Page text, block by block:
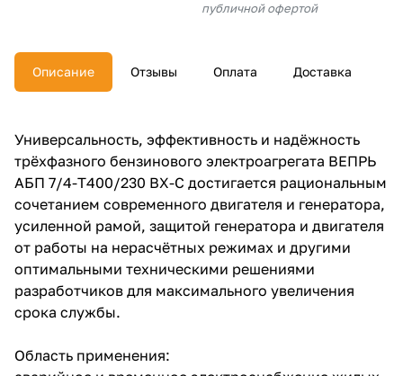
публичной офертой
Описание Отзывы Оплата Доставка
Универсальность, эффективность и надёжность
трёхфазного бензинового электроагрегата ВЕПРЬ
АБП 7/4-Т400/230 ВХ-С достигается рациональным
сочетанием современного двигателя и генератора,
усиленной рамой, защитой генератора и двигателя
от работы на нерасчётных режимах и другими
оптимальными техническими решениями
разработчиков для максимального увеличения
срока службы.
Область применения:
раз в 2
недели